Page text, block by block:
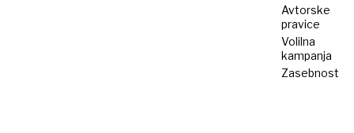
Avtorske
pravice
Volilna
kampanja
Zasebnost